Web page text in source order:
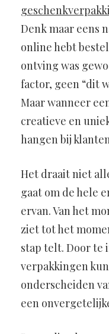
Denk maar eens
online hebt
ontving was
factor, geen “dit
Maar wanneer
creatieve en
hangen bij
Het draait niet
gaat om de hele
ervan. Van het
ziet tot het
stap telt. Door te
verpakkingen
onderscheiden
een